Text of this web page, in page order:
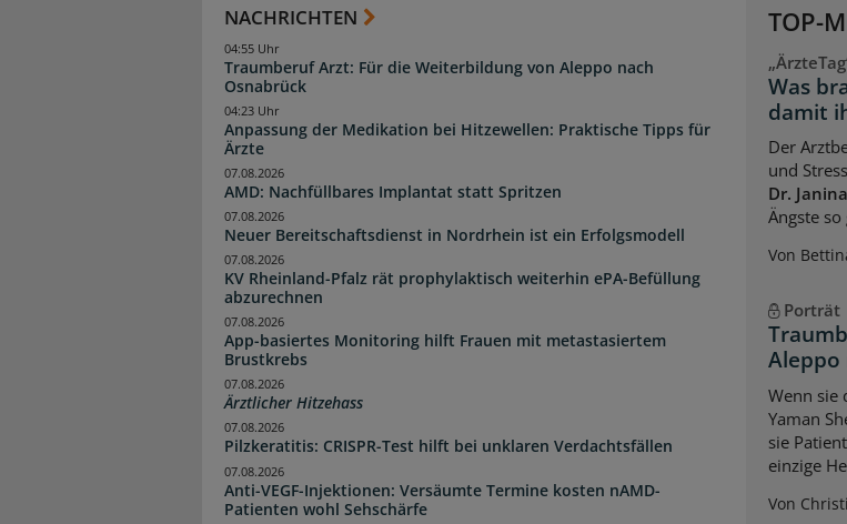
NACHRICHTEN
Traumberuf Arzt: Für die Weiterbildung von Aleppo nach
Osnabrück
04:55 Uhr
Anpassung der Medikation bei Hitzewellen: Praktische Tipps für
Ärzte
04:23 Uhr
AMD: Nachfüllbares Implantat statt Spritzen
07.08.2026
Neuer Bereitschaftsdienst in Nordrhein ist ein Erfolgsmodell
07.08.2026
KV Rheinland-Pfalz rät prophylaktisch weiterhin ePA-Befüllung
abzurechnen
07.08.2026
App-basiertes Monitoring hilft Frauen mit metastasiertem
Brustkrebs
07.08.2026
Ärztlicher Hitzehass
07.08.2026
Pilzkeratitis: CRISPR-Test hilft bei unklaren Verdachtsfällen
07.08.2026
Anti-VEGF-Injektionen: Versäumte Termine kosten nAMD-
Patienten wohl Sehschärfe
07.08.2026
TOP-
Was
damit
Der
und
Dr.
Ängste
Von
Porträt
Aleppo
Wenn sie
Yaman
sie
einzige
Von